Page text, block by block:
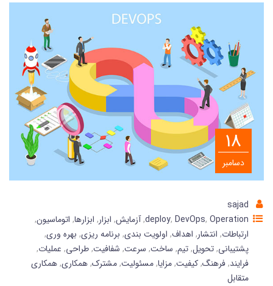
18
دسامبر
sajad
deploy, DevOps, Operation
,آزمایش, ابزار, ابزارها, اتوماسیون,
ارتباطات, انتشار, اهداف, اولویت بندی, برنامه ریزی, بهره وری,
پشتیبانی,تحویل,تیم, ساخت, سرعت, شفافیت,طراحی, عملیات,
فرایند,فرهنگ,کیفیت,مزایا,مسئولیت,مشترک,همکاری,همکاری
متقابل